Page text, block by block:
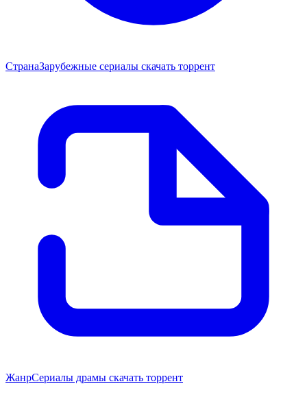
СтранаЗарубежные сериалы скачать торрент
ЖанрСериалы драмы скачать торрент